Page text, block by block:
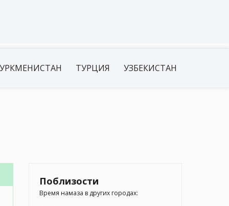
ТУРЦИЯ УЗБЕКИСТАН
Поблизости
Время намаза в других городах: